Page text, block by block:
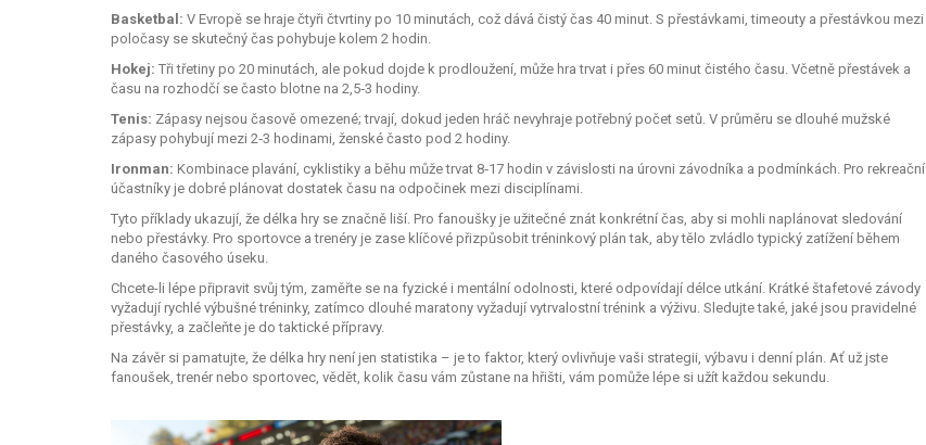
Basketbal: V Evropě se hraje čtyři čtvrtiny po 10 minutách, což dává čistý čas 40 minut. S přestávkami, timeouty a přestávkou mezi
poločasy se skutečný čas pohybuje kolem 2 hodin.
Hokej: Tři třetiny po 20 minutách, ale pokud dojde k prodloužení, může hra trvat i přes 60 minut čistého času. Včetně přestávek a
času na rozhodčí se často blotne na 2,5‑3 hodiny.
Tenis: Zápasy nejsou časově omezené; trvají, dokud jeden hráč nevyhraje potřebný počet setů. V průměru se dlouhé mužské
zápasy pohybují mezi 2‑3 hodinami, ženské často pod 2 hodiny.
Ironman: Kombinace plavání, cyklistiky a běhu může trvat 8‑17 hodin v závislosti na úrovni závodníka a podmínkách. Pro rekreační
účastníky je dobré plánovat dostatek času na odpočinek mezi disciplínami.
Tyto příklady ukazují, že délka hry se značně liší. Pro fanoušky je užitečné znát konkrétní čas, aby si mohli naplánovat sledování
nebo přestávky. Pro sportovce a trenéry je zase klíčové přizpůsobit tréninkový plán tak, aby tělo zvládlo typický zatížení během
daného časového úseku.
Chcete-li lépe připravit svůj tým, zaměřte se na fyzické i mentální odolnosti, které odpovídají délce utkání. Krátké štafetové závody
vyžadují rychlé výbušné tréninky, zatímco dlouhé maratony vyžadují vytrvalostní trénink a výživu. Sledujte také, jaké jsou pravidelné
přestávky, a začleňte je do taktické přípravy.
Na závěr si pamatujte, že délka hry není jen statistika – je to faktor, který ovlivňuje vaši strategii, výbavu i denní plán. Ať už jste
fanoušek, trenér nebo sportovec, vědět, kolik času vám zůstane na hřišti, vám pomůže lépe si užít každou sekundu.